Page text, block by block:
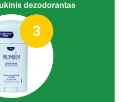
dezodorantas
3